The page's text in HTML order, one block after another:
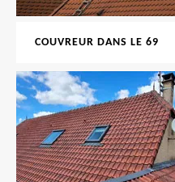
COUVREUR DANS LE 69